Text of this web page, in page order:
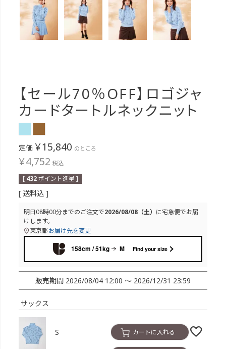
【セール70％OFF】ロゴジャ
カードタートルネックニット
定価 ¥15,840 のところ
¥4,752 税込
[ 432ポイント進呈 ]
送料込
明日08時00分までのご注文で2026/08/08（土） に宅急便でお届
けします。
東京都お届け先を変更
158cm / 51kg M Find your size
販売期間 2026/08/04 12:00 〜 2026/12/31 23:59
サックス
S カートに入れる